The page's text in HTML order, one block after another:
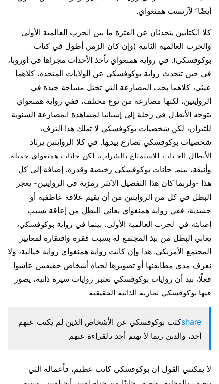
أيضًا” لآرنست همنغواي.
كلا الكتابين يتحدثان عن الفترة ما بين الحرب العالمية الأولى
والحرب العالمية الثانية (وإن كان الزمن أطول في كتاب
بوكوفسكي). في رواية همنغواي تأخذ الأحداث مجراها في أوروبا،
في حين تتحدث رواية بوكوفسكي عن الولايات المتحدة، كلاهما
عبثي، كلاهما يحب المصارعة التي تحتل مساحة جيدة في
الروايتين، لكنها مصارعة من نوع مختلف، ففي رواية همنغواي
يتوجه الأبطال في رحلة إلى إسبانيا لمشاهدة المصارعة السنوية
للثيران، لكن شخصيات بوكوفسكي لا تملك هذا الترف،
شخصيات بوكوفسكي تصارع بيديها. في كلا الروايتين يرتاد
الأبطال الحانات للاستمتاع بالشراب، لكن حانات همنغواي جميلة
وأنيقة، بينما حانات بوكوفسكي رخيصة وقذرة، إضافة إلى كل
هذا -ولربما كان هذا التفصيل الأكثر رمزية في الروايتين- يعجز
البطل في كل من الروايتين من أن يقيم علاقة عاطفية أو
جسدية، ففي رواية همنغواي يعاني البطل من إعاقة بسبب
إصابته في الحرب العالمية الأولى، بينما في رواية بوكوفسكي،
يعاني البطل من نبذ المجتمع له بسبب فقره وافتقاره لمعايير
المجتمع الأمريكي. هذا وإن كانت رواية همنغواي رواية خيالية، ولا
نعرف مدى مطابقتها أو تصويرها لحياة أشخاص حقيقيين عاشوا
فعلًا، بيد أن روايات بوكوفسكي تعتبر روايات سيرة ذاتية، يصور
فيها بوكوفسكي تجاربه الذاتية الحقيقية.
shareكتب بوكوفسكي عن الأشخاص الذين لم يكتب عنهم
أحد، والذين ربما لا يهتم أحد بالقراءة عنهم
لا يمكنني القول إن بوكوفسكي كاتب عظيم، فأعماله التي